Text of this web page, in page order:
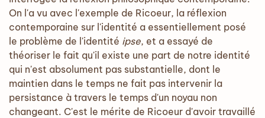
On l'a vu avec l'exemple de Ricoeur, la réflexion
contemporaine sur l'identité a essentiellement posé
le problème de l'identité ipse, et a essayé de
théoriser le fait qu'il existe une part de notre identité
qui n'est absolument pas substantielle, dont le
maintien dans le temps ne fait pas intervenir la
persistance à travers le temps d'un noyau non
changeant. C'est le mérite de Ricoeur d'avoir travaillé